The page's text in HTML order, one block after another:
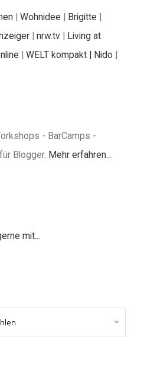
| Wohnidee | Brigitte |
| nrw.tv | Living at
| WELT kompakt | Nido |
- BarCamps -
Blogger. Mehr erfahren...
mit...